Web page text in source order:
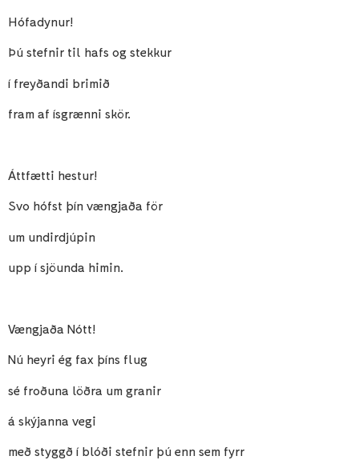
Hófadynur!
Þú stefnir til hafs og stekkur
í freyðandi brimið
fram af ísgrænni skör.
Áttfætti hestur!
Svo hófst þín vængjaða för
um undirdjúpin
upp í sjöunda himin.
Vængjaða Nótt!
Nú heyri ég fax þíns flug
sé froðuna löðra um granir
á skýjanna vegi
með styggð í blóði stefnir þú enn sem fyrr